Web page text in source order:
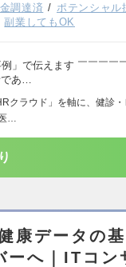
調達済 ポテンシャル
副業してもOK
」で伝えます ￣￣￣￣
あ…
クラウド」を軸に、健診
…
康データの
ーへ｜ITコン